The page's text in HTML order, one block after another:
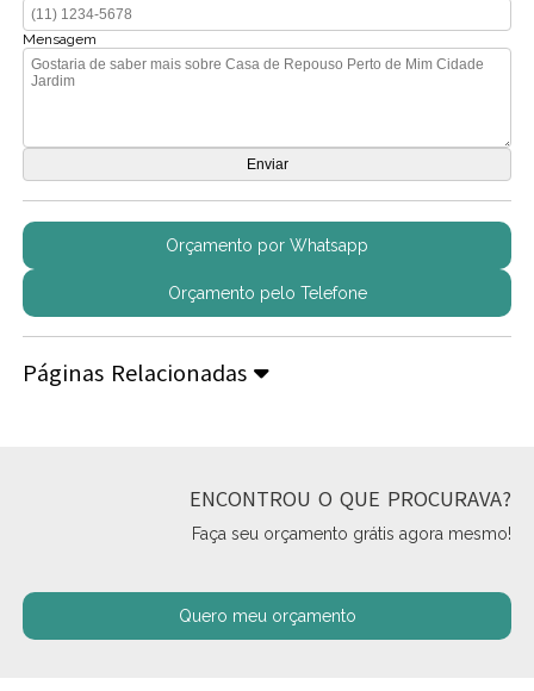
Mensagem
Orçamento por Whatsapp
Orçamento pelo Telefone
Páginas Relacionadas
ENCONTROU O QUE PROCURAVA?
Faça seu orçamento grátis agora mesmo!
Quero meu orçamento